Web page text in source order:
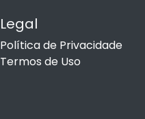
Legal
Política de Privacidade
Termos de Uso